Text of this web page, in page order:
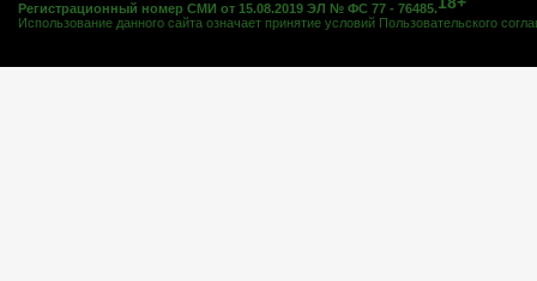
Регистрационный номер СМИ от 15.08.2019 ЭЛ № ФС 77 - 76485.
Использование данного сайта означает принятие условий Пользовательского